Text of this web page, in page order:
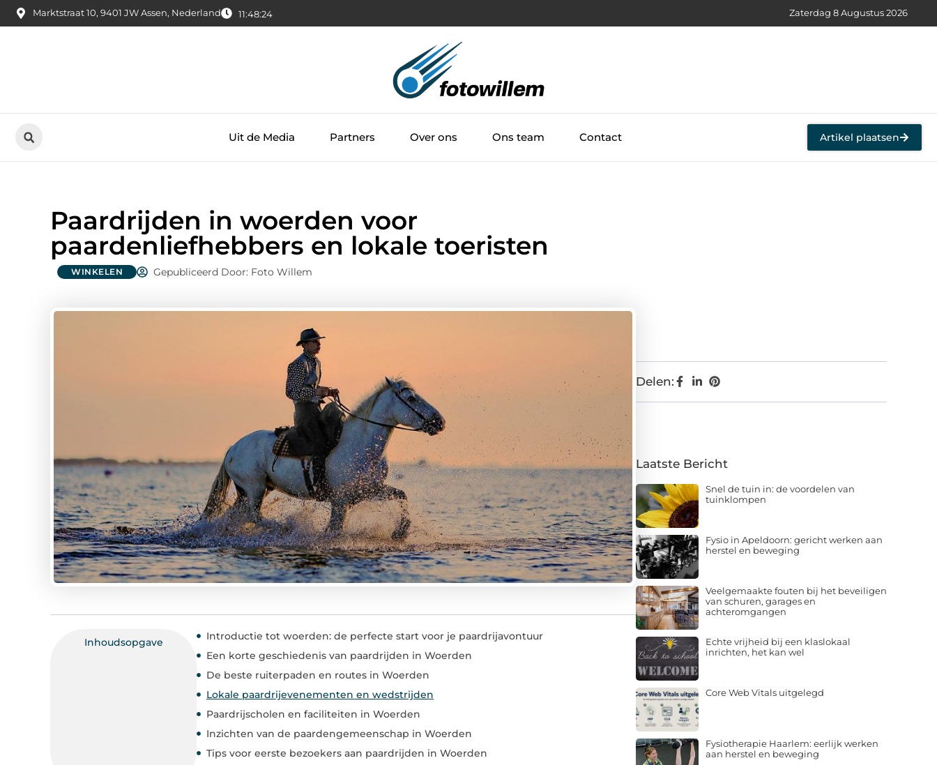
Marktstraat 10, 9401 JW Assen, Nederland 11:48:25 Zaterdag 8 Augustus 2026
Uit de Media Partners Over ons Ons team Contact Artikel plaatsen
Paardrijden in woerden voor
paardenliefhebbers en lokale toeristen
WINKELEN Gepubliceerd Door: Foto Willem
Inhoudsopgave
Introductie tot woerden: de perfecte start voor je paardrijavontuur
Een korte geschiedenis van paardrijden in Woerden
De beste ruiterpaden en routes in Woerden
Lokale paardrijevenementen en wedstrijden
Paardrijscholen en faciliteiten in Woerden
Inzichten van de paardengemeenschap in Woerden
Tips voor eerste bezoekers aan paardrijden in Woerden
Delen:
Laatste Bericht
Snel de tuin in: de voordelen van
tuinklompen
Fysio in Apeldoorn: gericht werken aan
herstel en beweging
Veelgemaakte fouten bij het beveiligen
van schuren, garages en
achteromgangen
Echte vrijheid bij een klaslokaal
inrichten, het kan wel
Core Web Vitals uitgelegd
Fysiotherapie Haarlem: eerlijk werken
aan herstel en beweging